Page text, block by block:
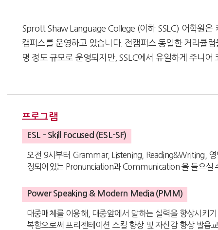
Sprott Shaw Language College (이하 SSLC) 어학원은
캠퍼스를 운영하고 있습니다. 전캠퍼스 동일한 커리큘
명 정도 규모로 운영되지만, SSLC에서 유일하게 주니
프로그램
ESL - Skill Focused (ESL-SF)
오전 9시부터 Grammar, Listening, Reading&Writing, 영
정되어있는 Pronunciation과 Communication 을 들으실
Power Speaking & Modern Media (PMM)
대중매체를 이용해, 대중앞에서 말하는 실력을 향상시키
복함으로써 프리젠테이션 스킬 향상 및 자신감 향상 발음